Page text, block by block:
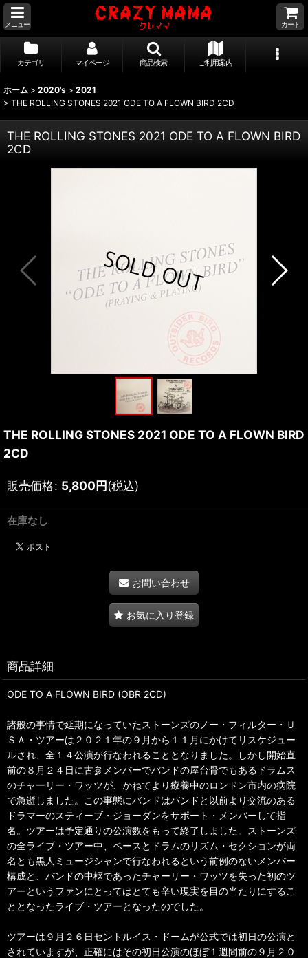
メニュー カート
カテゴリ マイページ 商品検索 ご利用案内
ホーム > 2020's > 2021
> THE ROLLING STONES 2021 ODE TO A FLOWN BIRD 2CD
THE ROLLING STONES 2021 ODE TO A FLOWN BIRD
2CD
THE ROLLING STONES 2021 ODE TO A FLOWN BIRD
2CD
販売価格: 5,800円(税込)
在庫なし
お問い合わせ
お気に入り登録
商品詳細
ODE TO A FLOWN BIRD (OBR 2CD)
諸般の事情で延期になっていたストーンズのノー・フィルター・Ｕ
ＳＡ・ツアーは２０２１年の９月から１１月にかけてリスケジュー
ルされ、全１４公演が行なわれることとなりました。しかし開始直
前の８月２４日に古参メンバーでバンドの屋台骨でもあるドラムス
のチャーリー・ワッツが、かねてより療養中のロンドン市内の病院
で急逝しました。この事態にバンドはバンドと以前より交流のある
ドラマーのスティーブ・ジョーダンをサポート・メンバーして指
名。ツアーは予定通りの公演数をもって終了しました。ストーンズ
の全ライブ・ツアー中、ベースとドラムのリズム・セクションが両
名とも黒人ミュージシャンで行なわれるという前例のないメンバー
構成と、バンドの中枢であったチャーリー・ワッツを失った初のツ
アーというファンにとってはとても辛い現実を目の当たりにするこ
ととなったライブ・ツアーとなったのでした。
ツアーは９月２６日セントルイス・ドームが公式では初日の公演と
されていますが、正確にはその初日公演のほぼ１週間前の９月２０